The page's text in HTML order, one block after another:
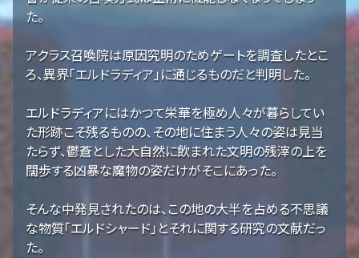
た。
アクラス召喚院は原因究明のためゲートを調査したとこ
ろ、異界「エルドラディア」に通じるものだと判明した。
エルドラディアにはかつて栄華を極め人々が暮らしてい
た形跡こそ残るものの、その地に住まう人々の姿は見当
たらず、鬱蒼とした大自然に飲まれた文明の残滓の上を
闊歩する凶暴な魔物の姿だけがそこにあった。
そんな中発見されたのは、この地の大半を占める不思議
な物質「エルドシャード」とそれに関する研究の文献だっ
た。